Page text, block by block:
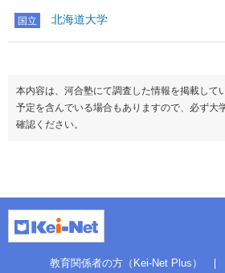
国立 北海道大学
本内容は、河合塾にて調査した情報を掲載して
予定を含んでいる場合もありますので、必ず大
確認ください。
教育関係者の方（Kei-Net Plus）